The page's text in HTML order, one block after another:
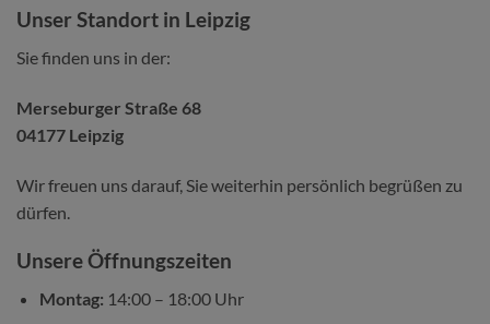
Unser Standort in Leipzig
Sie finden uns in der:
Merseburger Straße 68
04177 Leipzig
Wir freuen uns darauf, Sie weiterhin persönlich begrüßen zu
dürfen.
Unsere Öffnungszeiten
Montag: 14:00 – 18:00 Uhr